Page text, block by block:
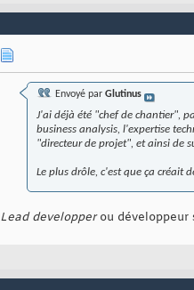
Envoyé par Glutinus
J'ai déjà été "chef de chantier",
business analysis, l'expertise
"directeur de projet", et ainsi de
Le plus drôle, c'est que ça créait
Lead developperou développeur